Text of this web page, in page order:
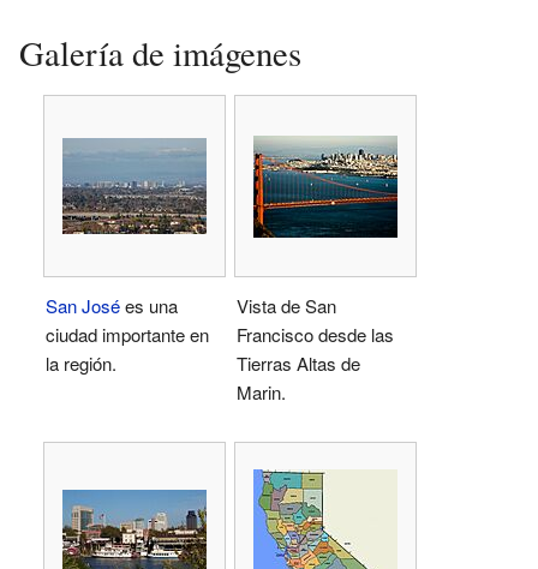
Galería de imágenes
San Josées una
ciudad importante en
la región.
Vista de San
Francisco desde las
Tierras Altas de
Marin.